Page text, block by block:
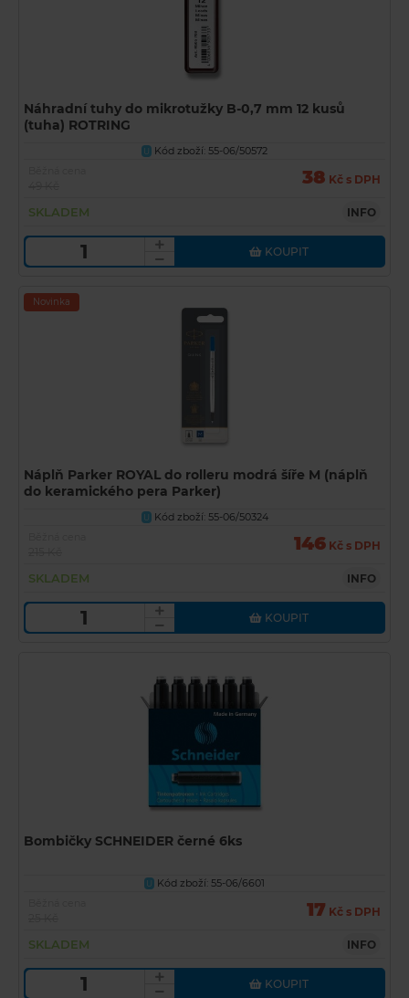
Náhradní tuhy do mikrotužky B-0,7 mm 12 kusů
(tuha) ROTRING
U
Kód zboží: 55-06/50572
38 Kč s DPH
SKLADEM INFO
KOUPIT
Novinka
Náplň Parker ROYAL do rolleru modrá šíře M (náplň
do keramického pera Parker)
U Kód zboží: 55-06/50324
146 Kč s DPH
SKLADEM INFO
KOUPIT
Bombičky SCHNEIDER černé 6ks
U
Kód zboží: 55-06/6601
17 Kč s DPH
SKLADEM INFO
KOUPIT